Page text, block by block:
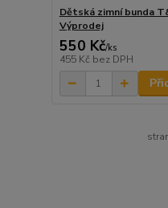
Dětská zimní bunda
Výprodej
550 Kč/ks
455 Kč bez DPH